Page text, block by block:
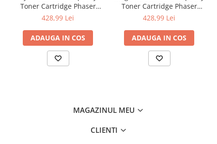
Toner Cartridge Phaser
6510/WorkCentre 6515
428,99 Lei
ADAUGA IN COS
Toner Cartridge Phaser
6510/WorkCentre 6515
428,99 Lei
ADAUGA IN COS
MAGAZINUL MEU
CLIENTI